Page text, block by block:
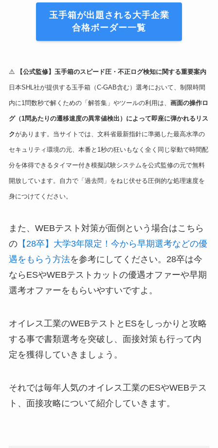
玉手箱が出題される大手企業
合格ボーダー一覧
⚠️ 【公式監修】玉手箱のスピード圧・不正ログ検知に関する重要案内
日本SHL社が提供する玉手箱（C-GAB含む）選考において、制限時間
内に1問数秒で解くための「解答集」やツールの利用は、 画面の操作ロ
グ（1問あたりの遷移速度の異常値検出）によって即座に弾かれるリス
クがあります。当サイトでは、文科省最新指針に準拠した最高水準の
セキュリティ環境の元、本番と1秒の狂いもなく全く同じ挙動で時間配
分を体得できるタイマー付き模擬試験システムを公式監修の元で無料
開放しています。自力で「過去問」をねじ伏せる圧倒的な処理速度を
身につけてください。
また、WEBテスト対策が面倒という場合はこちら
の【28卒】大学3年限定！今から早期選考などの優
遇をもらう方法を参考にしてください。28卒は今
ならESやWEBテストカットの優遇オファーや早期
選考オファーをもらいやすいですよ。
オイレス工業のWEBテストとESをしっかりと攻略
する事で書類選考を突破し、面接対策も行って内
定を獲得していきましょう。
それでは毎年人気のオイレス工業のESやWEBテス
ト、面接攻略について紹介していきます。